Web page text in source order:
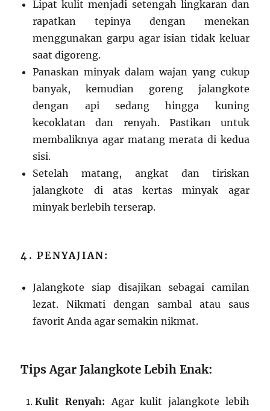
Lipat kulit menjadi setengah lingkaran dan
rapatkan tepinya dengan menekan
menggunakan garpu agar isian tidak keluar
saat digoreng.
Panaskan minyak dalam wajan yang cukup
banyak, kemudian goreng jalangkote
dengan api sedang hingga kuning
kecoklatan dan renyah. Pastikan untuk
membaliknya agar matang merata di kedua
sisi.
Setelah matang, angkat dan tiriskan
jalangkote di atas kertas minyak agar
minyak berlebih terserap.
4. PENYAJIAN:
Jalangkote siap disajikan sebagai camilan
lezat. Nikmati dengan sambal atau saus
favorit Anda agar semakin nikmat.
Tips Agar Jalangkote Lebih Enak:
Kulit Renyah: Agar kulit jalangkote lebih